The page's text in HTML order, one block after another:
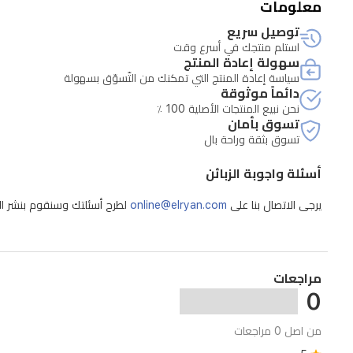
بتقوية
الشعر
والنعناع
المنعش،
مما
يعزز
نمو
الشعر
ويحافظ
على
قوته.
هذا
معلومات
توصيل سريع
استلم منتجك في أسرع وقت
سهولة إعادة المنتج
سياسة إعادة المنتج التي تمكنك من التّسوّق بسهولة
دائماً موثوقة
نحن نبيع المنتجات الأصلية 100 ٪
تسوق بأمان
تسوق بثقة وراحة بال
أسئلة واجوبة الزبائن
يرجى الاتصال بنا على online@elryan.com لطرح أسئلتك وسنقوم بنشر
مراجعات
0
من اصل 0 مراجعات